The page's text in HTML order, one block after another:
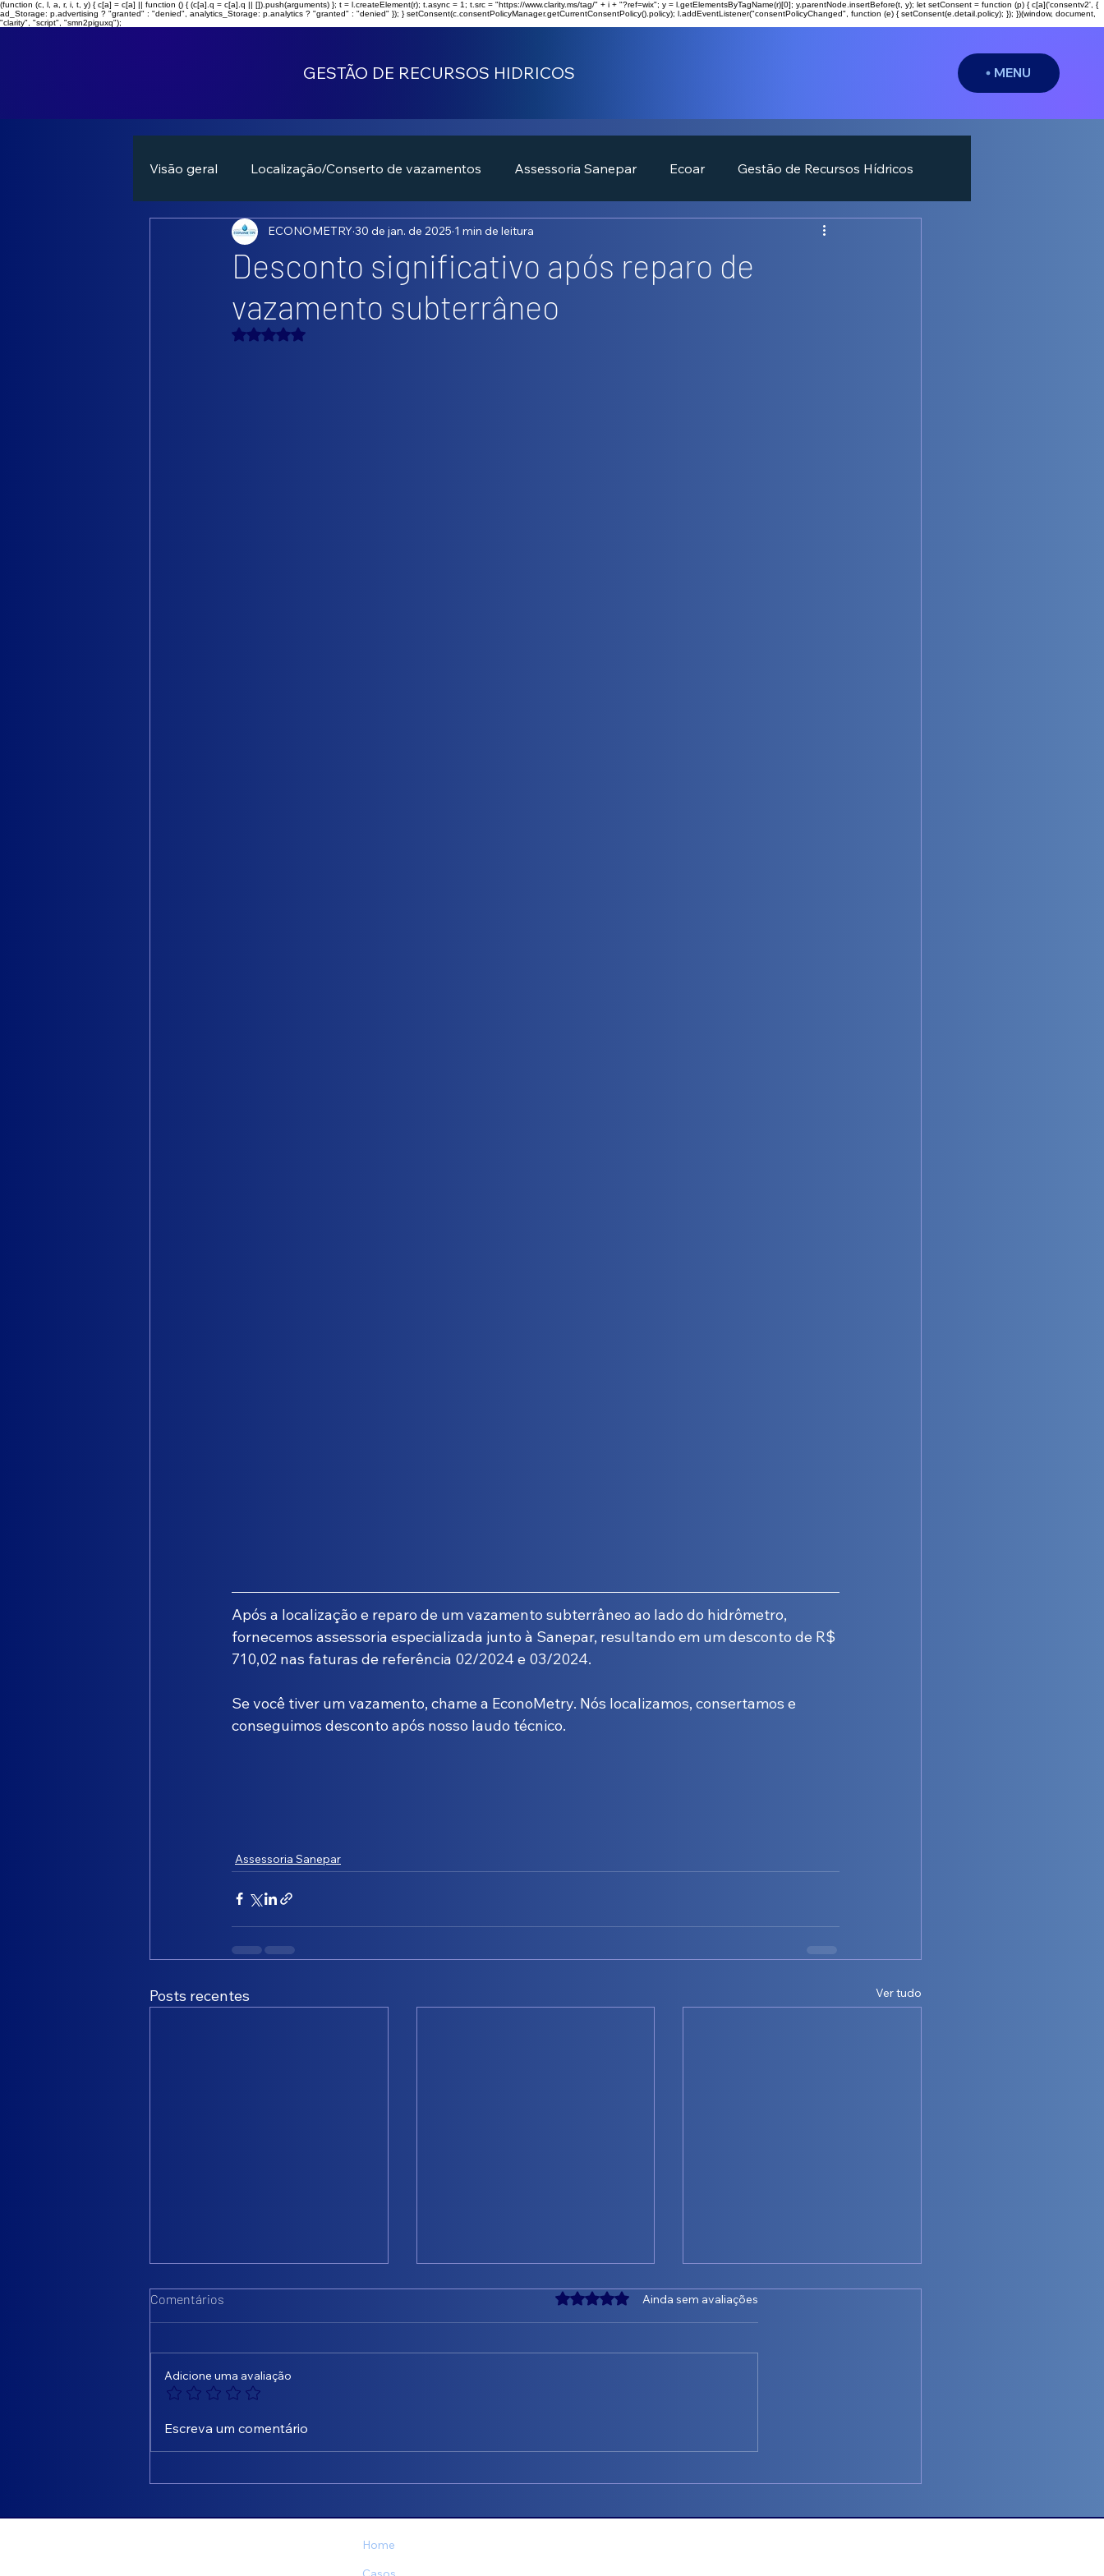
(function (c, l, a, r, i, t, y) { c[a] = c[a] || function () { (c[a].q = c[a].q || []).push(arguments) }; t = l.createElement(r); t.async = 1; t.src = "https://www.clarity.ms/tag/" + i + "?ref=wix"; y = l.getElementsByTagName(r)[0]; y.parentNode.insertBefore(t, y); let setConsent = function (p) { c[a]('consentv2', {
ad_Storage: p.advertising ? "granted" : "denied", analytics_Storage: p.analytics ? "granted" : "denied" }); } setConsent(c.consentPolicyManager.getCurrentConsentPolicy().policy); l.addEventListener("consentPolicyChanged", function (e) { setConsent(e.detail.policy); }); })(window, document,
"clarity", "script", "smn2piguxq");
GESTÃO DE RECURSOS HIDRICOS MENU
Visão geral Localização/Conserto de vazamentos Assessoria Sanepar Ecoar Gestão de Recursos Hídricos
Desconto significativo após reparo de
vazamento subterrâneo
ECONOMETRY30 de jan. de 2025 1 min de leitura
Avaliado com NaN de 5 estrelas.
Após a localização e reparo de um vazamento subterrâneo ao lado do hidrômetro,
fornecemos assessoria especializada junto à Sanepar, resultando em um desconto de R$
710,02 nas faturas de referência 02/2024 e 03/2024.
Se você tiver um vazamento, chame a EconoMetry. Nós localizamos, consertamos e
conseguimos desconto após nosso laudo técnico.
Assessoria Sanepar
Posts recentes Ver tudo
🚨 SEU CONDOMÍNIO PODE
RODIN
Inteligentes
Comentários Avaliado com 0 de 5 estrelas.
Ainda sem avaliações
Adicione uma avaliação
Escreva um comentário
Home